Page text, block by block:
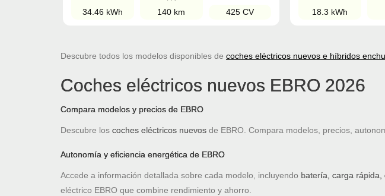
34.46 kWh 140 km 425 CV 18.3 kWh
Descubre todos los modelos disponibles de coches eléctricos nuevos e híbridos
Coches eléctricos nuevos EBRO 2026
Compara modelos y precios de EBRO
Descubre los coches eléctricos nuevos de EBRO. Compara modelos, precios,
Autonomía y eficiencia energética de EBRO
Accede a información detallada sobre cada modelo, incluyendo batería, carga rápida,
eléctrico EBRO que combine rendimiento y ahorro.